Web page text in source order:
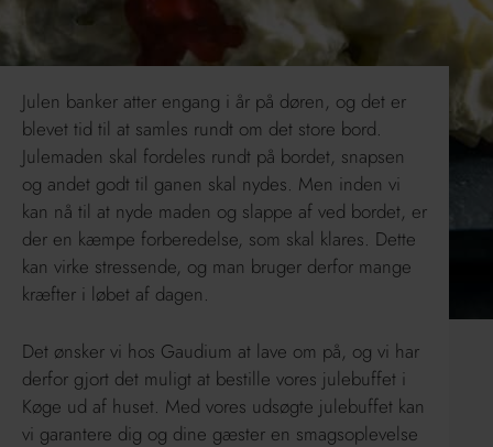
Julen banker atter engang i år på døren, og det er
blevet tid til at samles rundt om det store bord.
Julemaden skal fordeles rundt på bordet, snapsen
og andet godt til ganen skal nydes. Men inden vi
kan nå til at nyde maden og slappe af ved bordet, er
der en kæmpe forberedelse, som skal klares. Dette
kan virke stressende, og man bruger derfor mange
kræfter i løbet af dagen.
Det ønsker vi hos Gaudium at lave om på, og vi har
derfor gjort det muligt at bestille vores julebuffet i
Køge ud af huset. Med vores udsøgte julebuffet kan
vi garantere dig og dine gæster en smagsoplevelse